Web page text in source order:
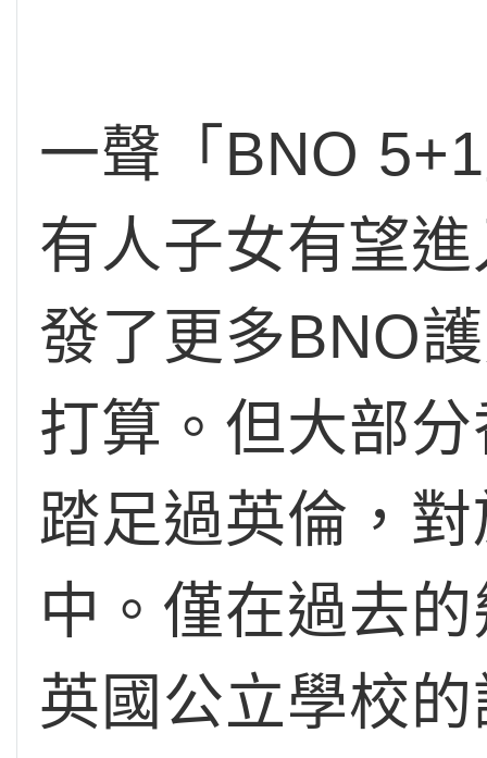
一聲「BNO
有人子女有望
發了更多BNO
打算。但大部
踏足過英倫，
中。僅在過去
英國公立學校